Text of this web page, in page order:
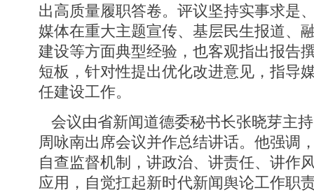
出高质量履职答卷。评议坚持实事求是
媒体在重大主题宣传、基层民生报道、
建设等方面典型经验，也客观指出报告
短板，针对性提出优化改进意见，指导
任建设工作。
会议由省新闻道德委秘书长张晓芽主
周咏南出席会议并作总结讲话。他强调
自查监督机制，讲政治、讲责任、讲作
应用，自觉扛起新时代新闻舆论工作职